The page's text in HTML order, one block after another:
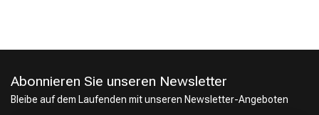
Abonnieren Sie unseren Newsletter
Bleibe auf dem Laufenden mit unseren Newsletter-Angeboten